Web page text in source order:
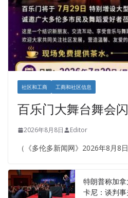
社区和工商 工商和社区信息
百乐门大舞台舞会
2026年8月8日 Editor
（《多伦多新闻网》2026年8月8
特朗普称加
卡尼：谈判